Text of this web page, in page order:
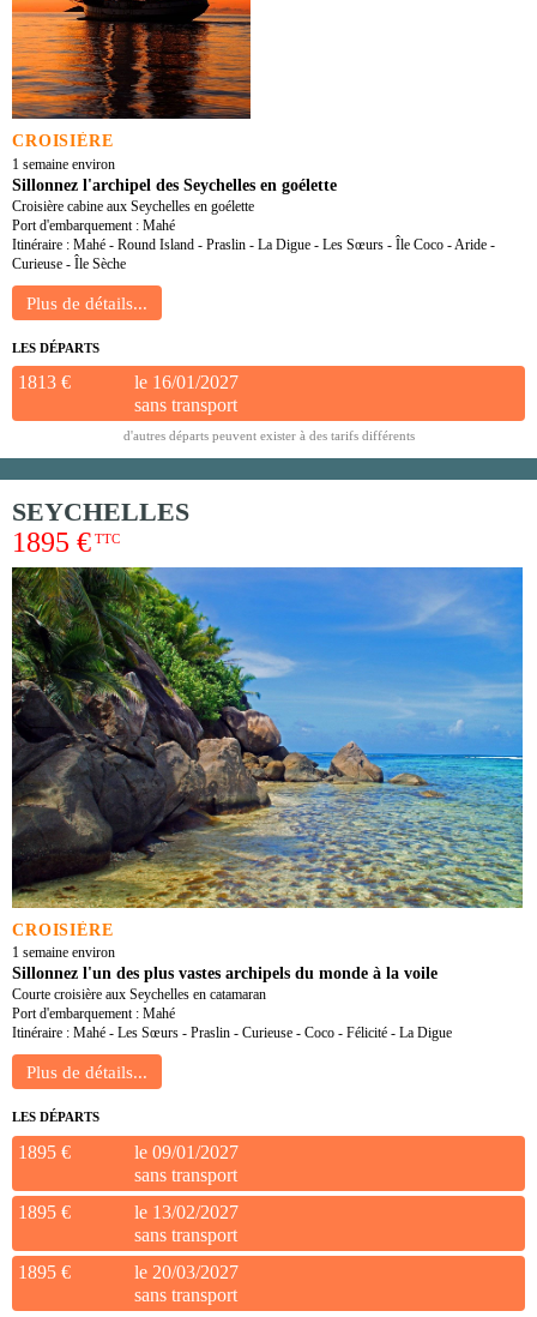
CROISIÈRE
1 semaine environ
Sillonnez l'archipel des Seychelles en goélette
Croisière cabine aux Seychelles en goélette
Port d'embarquement : Mahé
Itinéraire : Mahé - Round Island - Praslin - La Digue - Les Sœurs - Île Coco - Aride -
Curieuse - Île Sèche
LES DÉPARTS
1813 €
le 16/01/2027
sans transport
d'autres départs peuvent exister à des tarifs différents
SEYCHELLES
1895 € TTC
CROISIÈRE
1 semaine environ
Sillonnez l'un des plus vastes archipels du monde à la voile
Courte croisière aux Seychelles en catamaran
Port d'embarquement : Mahé
Itinéraire : Mahé - Les Sœurs - Praslin - Curieuse - Coco - Félicité - La Digue
LES DÉPARTS
1895 €
le 09/01/2027
sans transport
1895 €
le 13/02/2027
sans transport
1895 €
le 20/03/2027
sans transport